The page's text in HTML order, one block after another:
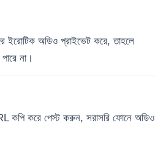
ইরোটিক অডিও প্রাইভেট করে, তাহলে
না।
কপি করে পেস্ট করুন, সরাসরি ফোনে অডিও